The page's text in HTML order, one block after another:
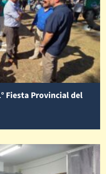
Fiesta Provincial del